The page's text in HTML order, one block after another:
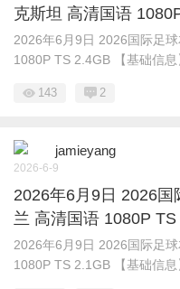
克斯坦 高清国语
2026年6月9日 2026国际足
1080P TS 2.4GB 【基础信息
143 2
jamieyang
2026-6-9
2026年6月9日 2026
兰 高清国语 1080P TS
2026年6月9日 2026国际足
1080P TS 2.1GB 【基础信息